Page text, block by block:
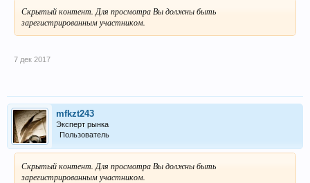
Скрытый контент. Для просмотра Вы должны быть
зарегистрированным участником.
7 дек 2017
mfkzt243
Эксперт рынка
Пользователь
Скрытый контент. Для просмотра Вы должны быть
зарегистрированным участником.